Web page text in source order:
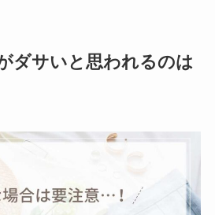
ダサいと思われるのは